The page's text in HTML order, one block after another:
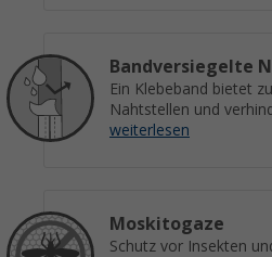
Bandversiegelte
Ein Klebeband bietet
Nahtstellen und
weiterlesen
Moskitogaze
Schutz vor Insekten